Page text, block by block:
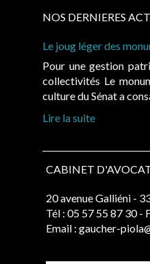
NOS DERNIERES
Le joug léger des
Pour une gestion
collectivités Le
culture du Sénat a
Lire la suite
CABINET
20 avenue Galliéni -
Tél : 05 57 55 87 30 -
Email : gaucher-